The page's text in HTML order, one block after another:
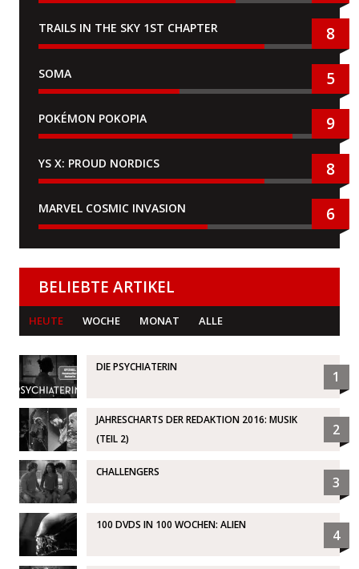
TRAILS IN THE SKY 1ST CHAPTER 8
SOMA 5
POKÉMON POKOPIA 9
YS X: PROUD NORDICS 8
MARVEL COSMIC INVASION 6
BELIEBTE ARTIKEL
HEUTE WOCHE MONAT ALLE
DIE PSYCHIATERIN
1
JAHRESCHARTS DER REDAKTION 2016: MUSIK
(TEIL 2)
2
CHALLENGERS
3
100 DVDS IN 100 WOCHEN: ALIEN
4